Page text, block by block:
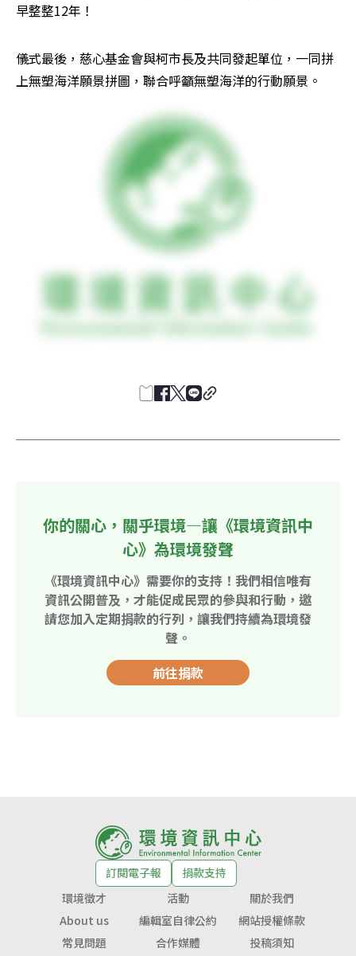
早整整12年！
儀式最後，慈心基金會與柯市長及共同發起單位，一同拼
上無塑海洋願景拼圖，聯合呼籲無塑海洋的行動願景。
你的關心，關乎環境—讓《環境資訊中
心》為環境發聲
《環境資訊中心》需要你的支持！我們相信唯有
資訊公開普及，才能促成民眾的參與和行動，邀
請您加入定期捐款的行列，讓我們持續為環境發
聲。
前往捐款
訂閱電子報
捐款支持
環境徵才
活動
關於我們
About us
編輯室自律公約
網站授權條款
常見問題
合作媒體 投稿須知